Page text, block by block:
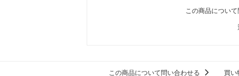
この商品につい
この商品について問い合わせる 買い